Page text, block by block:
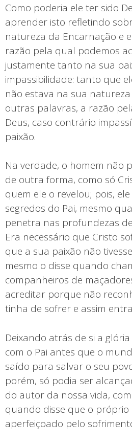
Como poderia ele ter sido
aprender isto refletindo
natureza da Encarnação e
razão pela qual podemos
justamente tanto na sua
impassibilidade: tanto que
não estava na sua
outras palavras, a razão
Deus, caso contrário
paixão.
Na verdade, o homem não
de outra forma, como só
quem ele o revelou; pois,
segredos do Pai, mesmo
penetra nas profundezas
Era necessário que Cristo
que a sua paixão não
mesmo o disse quando
companheiros de
acreditar porque não
tinha de sofrer e assim
Deixando atrás de si a
com o Pai antes que o
saído para salvar o seu
porém, só podia ser
do autor da nossa vida,
quando disse que o
aperfeiçoado pelo